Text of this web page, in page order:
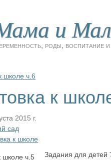
и
роды, воспитание и
школе ч.6
к
2015 г.
сад
к школе
Задания для детей